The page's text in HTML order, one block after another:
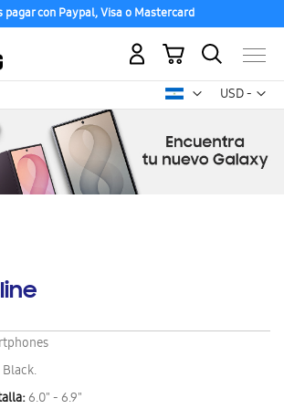
pagar con Paypal, Visa o Mastercard
USD -
dólar
Mi carrito
6.0" - 6.9"